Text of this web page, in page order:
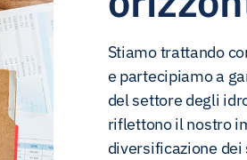
Stiamo trattando
e partecipiamo a
del settore degli
riflettono il nostro
diversificazione dei